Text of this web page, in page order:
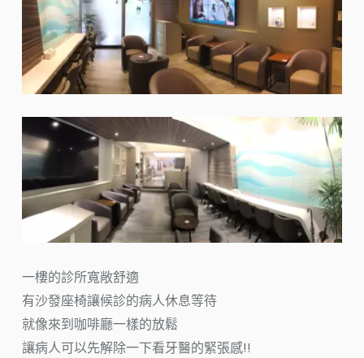
一樓的診所寬敞舒適
有沙發座椅讓候診的病人休息等待
就像來到咖啡廳一樣的放鬆
讓病人可以先解除一下看牙醫的緊張感!!